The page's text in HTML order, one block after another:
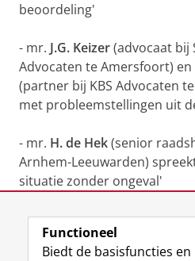
beoordeling'
- mr. J.G. Keizer(advocaat bij
Advocaten te Amersfoort) en
(partner bij KBS Advocaten
met probleemstellingen uit
- mr. H. de Hek(senior
Arnhem-Leeuwarden)
situatie zonder ongeval'
Laatst gewijzigd: 08
Functioneel
Biedt de basisfuncties